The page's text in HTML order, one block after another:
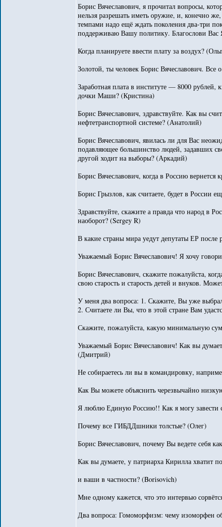
Борис Вячеславович, я прочитал вопросы,
нельзя разрешать иметь оружие, и, конечно
темпами надо ещё ждать поколения два-три
поддерживаю Вашу политику. Благослови Вас
Когда планируете ввести плату за воздух?
Золотой, ты человек Борис Вячеславович.
Заработная плата в институте — 8000
дочки Маши? (Кристина)
Борис Вячеславович, здравствуйте. Как вы
нефтетранспортной системе? (Анатолий)
Борис Вячеславович, явилась ли для Вас
подавляющее большинство людей, задавших
другой ходит на выборы? (Аркадий)
Борис Вячеславович, когда в Россию вернется
Борис Грызлов, как считаете, будет в России
Здравствуйте, скажите а правда что народ в
наоборот? (Sergey R)
В какие страны мира уедут депутаты ЕР после
Уважаемый Борис Вячеславович! Я хочу
Борис Вячеславович, скажите пожалуйста,
свою старость и старость детей и внуков.
У меня два вопроса: 1. Скажите, Вы уже
2. Считаете ли Вы, что в этой стране Вам
Скажите, пожалуйста, какую минимальную
Уважаемый Борис Вячеславович! Как вы
(Дмитрий)
Не собираетесь ли вы в командировку,
Как Вы можете объяснить черезвычайно
Я люблю Единую Россию!! Как я могу завести
Почему все ГИБДДшники толстые? (Олег)
Борис Вячеславович, почему Вы ведете себя
Как вы думаете, у патриарха Кирилла хватит
и ваши в частности? (Borisovich)
Мне одному кажется, что это интервью
Два вопроса: Гомоморфизм: чему изоморфен